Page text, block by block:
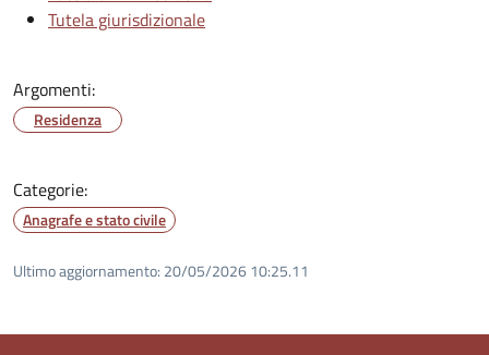
Tutela giurisdizionale
Argomenti:
Residenza
Categorie:
Anagrafe e stato civile
Ultimo aggiornamento: 20/05/2026 10:25.11